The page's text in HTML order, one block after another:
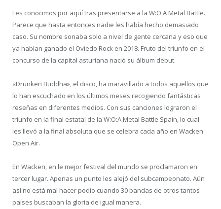
Les conocimos por aquí tras presentarse a la W:O:A Metal Battle.
Parece que hasta entonces nadie les había hecho demasiado
caso. Su nombre sonaba solo a nivel de gente cercana y eso que
ya habían ganado el Oviedo Rock en 2018. Fruto del triunfo en el
concurso de la capital asturiana nació su álbum debut.
«Drunken Buddha», el disco, ha maravillado a todos aquellos que
lo han escuchado en los últimos meses recogiendo fantásticas
reseñas en diferentes medios. Con sus canciones lograron el
triunfo en la final estatal de la W:O:A Metal Battle Spain, lo cual
les llevó a la final absoluta que se celebra cada año en Wacken
Open Air.
En Wacken, en le mejor festival del mundo se proclamaron en
tercer lugar. Apenas un punto les alejó del subcampeonato. Aún
así no está mal hacer podio cuando 30 bandas de otros tantos
países buscaban la gloria de igual manera.